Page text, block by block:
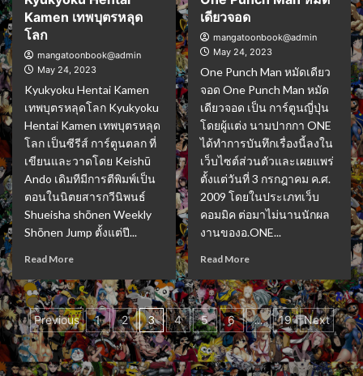
Kamen เทพบุตรหลุด
โลก
mangatoonbook@admin
May 24, 2023
Kyukyoku Hentai Kamen
เทพบุตรหลุดโลก Kyukyoku
Hentai Kamen เทพบุตรหลุด
โลก เป็นซีรีส์ การ์ตูนตลก ที่
เขียนและวาดโดย Keishū
Ando เดิมทีมีการตีพิมพ์เป็น
ตอนในนิตยสารกวีนิพนธ์
Shueisha shōnen Weekly
Shōnen Jump ตั้งแต่ปี...
Read More
เดียวจอด
mangatoonbook@admin
May 24, 2023
One Punch Man หมัดเดียว
จอด One Punch Man หมัด
เดียวจอด เป็น การ์ตูนญี่ปุ่น
โดยผู้แต่ง นามปากกา ONE
ได้ทำการบันทึกเรื่องนี้ลงใน
เว็บไซต์ส่วนตัวและเผยแพร่
ตั้งแต่วันที่ 3 กรกฎาคม ค.ศ.
2009 โดยในประเภทเว็บ
คอมมิค ต่อมาไม่นานนักผล
งานของอ.ONE...
Read More
Posts
pagination
Previous 1 2 3 4 5 6 … 19 Next